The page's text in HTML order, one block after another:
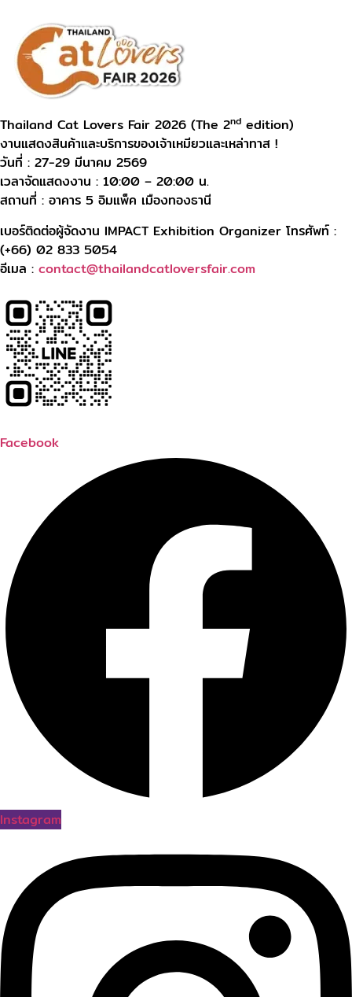
Thailand Cat Lovers Fair 2026 (The 2nd edition)
งานแสดงสินค้าและบริการของเจ้าเหมียวและเหล่าทาส !
วันที่ : 27-29 มีนาคม 2569
เวลาจัดแสดงงาน : 10:00 – 20:00 น.
สถานที่ : อาคาร 5 อิมแพ็ค เมืองทองธานี
เบอร์ติดต่อผู้จัดงาน IMPACT Exhibition Organizer โทรศัพท์ :
(+66) 02 833 5054
อีเมล : contact@thailandcatloversfair.com
Facebook
Instagram